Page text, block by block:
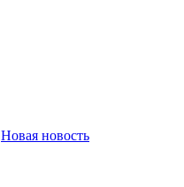
Новая новость